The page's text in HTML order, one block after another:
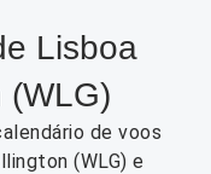
Lisboa
(WLG)
de voos
(WLG) e